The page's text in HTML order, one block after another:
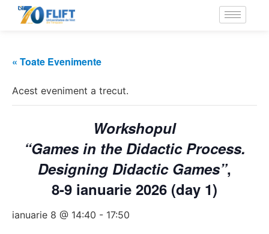
« Toate Evenimente
Acest eveniment a trecut.
Workshopul
“Games in the Didactic Process.
Designing Didactic Games”,
8-9 ianuarie 2026 (day 1)
ianuarie 8 @ 14:40 - 17:50